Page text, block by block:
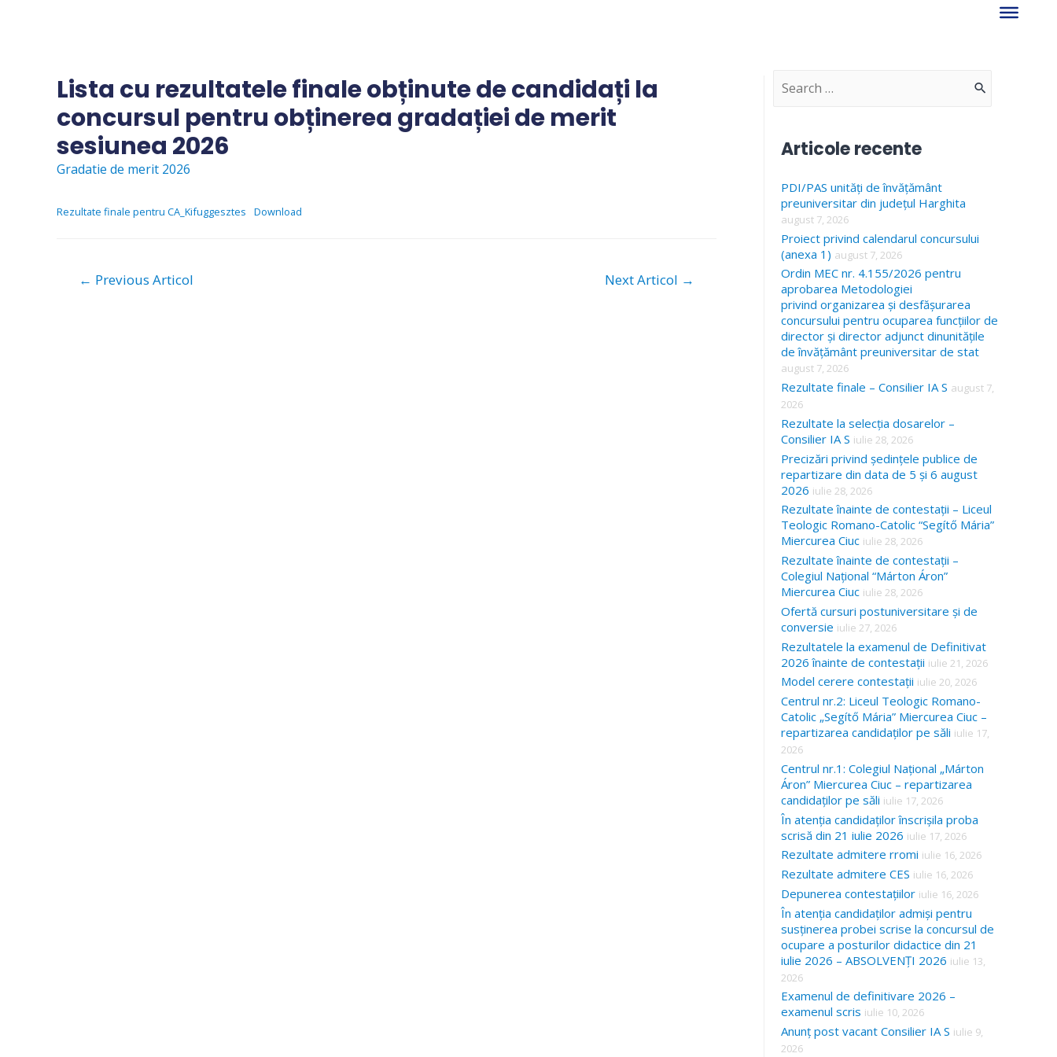
Lista cu rezultatele finale obținute de candidați la
concursul pentru obținerea gradației de merit
sesiunea 2026
Gradatie de merit 2026
Rezultate finale pentru CA_Kifuggesztes Download
Navigare
← Previous Articol Next Articol →
S
c
h
f
o
r
:
Articole recente
PDI/PAS unități de învățământ
preuniversitar din județul Harghita
august 7, 2026
Proiect privind calendarul concursului
(anexa 1) august 7, 2026
Ordin MEC nr. 4.155/2026 pentru
aprobarea Metodologiei
privind organizarea și desfășurarea
concursului pentru ocuparea funcțiilor de
director și director adjunct dinunitățile
de învățământ preuniversitar de stat
august 7, 2026
Rezultate finale – Consilier IA S august 7,
2026
Rezultate la selecția dosarelor –
Consilier IA S iulie 28, 2026
Precizări privind ședințele publice de
repartizare din data de 5 și 6 august
2026 iulie 28, 2026
Rezultate înainte de contestații – Liceul
Teologic Romano-Catolic “Segítő Mária”
Miercurea Ciuc iulie 28, 2026
Rezultate înainte de contestații –
Colegiul Național “Márton Áron”
Miercurea Ciuc iulie 28, 2026
Ofertă cursuri postuniversitare și de
conversie iulie 27, 2026
Rezultatele la examenul de Definitivat
2026 înainte de contestații iulie 21, 2026
Model cerere contestații iulie 20, 2026
Centrul nr.2: Liceul Teologic Romano-
Catolic „Segítő Mária” Miercurea Ciuc –
repartizarea candidaților pe săli iulie 17,
2026
Centrul nr.1: Colegiul Național „Márton
Áron” Miercurea Ciuc – repartizarea
candidaților pe săli iulie 17, 2026
În atenția candidaților înscrișila proba
scrisă din 21 iulie 2026 iulie 17, 2026
Rezultate admitere rromi iulie 16, 2026
Rezultate admitere CES iulie 16, 2026
Depunerea contestațiilor iulie 16, 2026
În atenția candidaților admiși pentru
susținerea probei scrise la concursul de
ocupare a posturilor didactice din 21
iulie 2026 – ABSOLVENȚI 2026 iulie 13,
2026
Examenul de definitivare 2026 –
examenul scris iulie 10, 2026
Anunț post vacant Consilier IA S iulie 9,
2026